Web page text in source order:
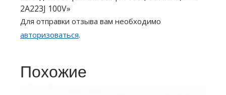
2A223J 100V»
Для отправки отзыва вам необходимо
авторизоваться.
Похожие